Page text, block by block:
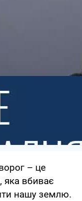
– це
яка вбиває
нашу землю.